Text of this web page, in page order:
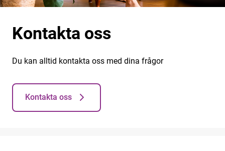
Kontakta oss
Du kan alltid kontakta oss med dina frågor
Kontakta oss